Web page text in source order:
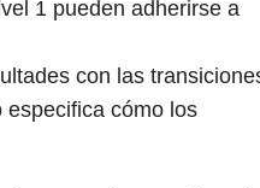
1 pueden adherirse a
con las
cómo los